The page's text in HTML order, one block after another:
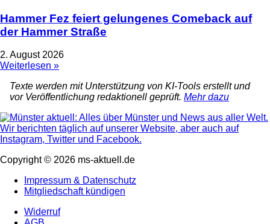
Hammer Fez feiert gelungenes Comeback auf
der Hammer Straße
2. August 2026
Weiterlesen »
Texte werden mit Unterstützung von KI-Tools erstellt und
vor Veröffentlichung redaktionell geprüft. Mehr dazu
Copyright © 2026 ms-aktuell.de
Impressum & Datenschutz
Mitgliedschaft kündigen
Widerruf